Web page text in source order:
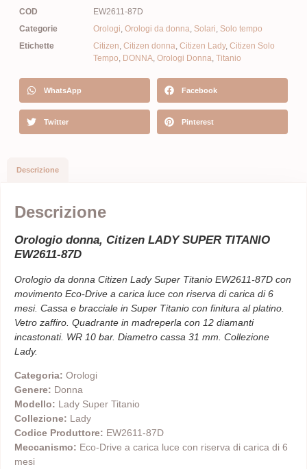
COD
EW2611-87D
Categorie
Orologi, Orologi da donna, Solari, Solo tempo
Etichette
Citizen, Citizen donna, Citizen Lady, Citizen Solo
Tempo, DONNA, Orologi Donna, Titanio
WhatsApp Facebook
Twitter Pinterest
Descrizione
Descrizione
Orologio donna, Citizen LADY SUPER TITANIO
EW2611-87D
Orologio da donna Citizen Lady Super Titanio EW2611-87D con
movimento Eco-Drive a carica luce con riserva di carica di 6
mesi. Cassa e bracciale in Super Titanio con finitura al platino.
Vetro zaffiro. Quadrante in madreperla con 12 diamanti
incastonati. WR 10 bar. Diametro cassa 31 mm. Collezione
Lady.
Categoria: Orologi
Genere: Donna
Modello: Lady Super Titanio
Collezione: Lady
Codice Produttore: EW2611-87D
Meccanismo: Eco-Drive a carica luce con riserva di carica di 6
mesi